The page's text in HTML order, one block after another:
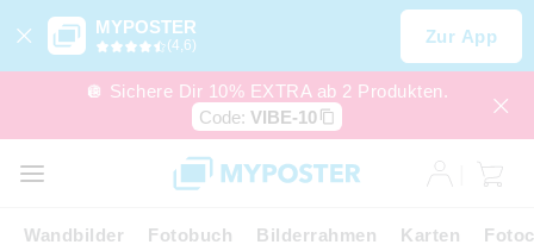
MYPOSTER
(4,6) Zur App
🪩 Sichere Dir 10% EXTRA ab 2 Produkten.
Code: VIBE-10
Wandbilder Fotobuch Bilderrahmen Karten